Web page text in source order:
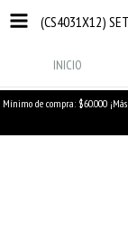
INICIO
Mínimo de compra: $60.000